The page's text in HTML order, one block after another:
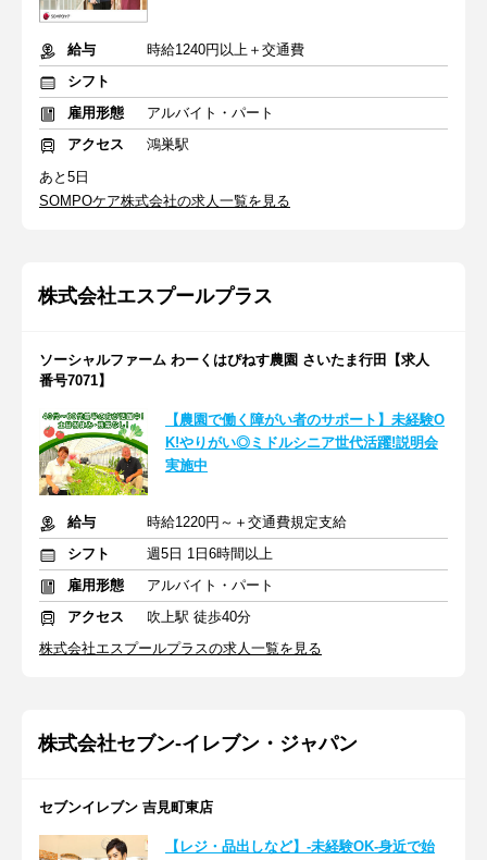
給与
時給1240円以上＋交通費
シフト
雇用形態
アルバイト・パート
アクセス
鴻巣駅
あと5日
SOMPOケア株式会社の求人一覧を見る
株式会社エスプールプラス
ソーシャルファーム わーくはぴねす農園 さいたま行田【求人
番号7071】
【農園で働く障がい者のサポート】未経験O
K!やりがい◎ミドルシニア世代活躍!説明会
実施中
給与
時給1220円～＋交通費規定支給
シフト
週5日 1日6時間以上
雇用形態
アルバイト・パート
アクセス
吹上駅 徒歩40分
株式会社エスプールプラスの求人一覧を見る
株式会社セブン-イレブン・ジャパン
セブンイレブン 吉見町東店
【レジ・品出しなど】-未経験OK-身近で始